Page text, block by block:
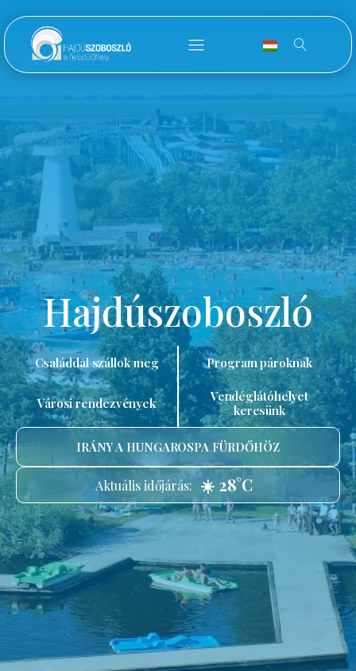
Hajdúszoboszló
Családdal szállok meg Program pároknak
Városi rendezvények
Vendéglátóhelyet
keresünk
IRÁNY A HUNGAROSPA FÜRDŐHÖZ
Aktuális időjárás: ☀️ 28°C